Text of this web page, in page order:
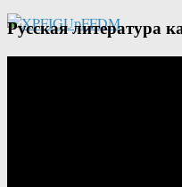
Русская литература